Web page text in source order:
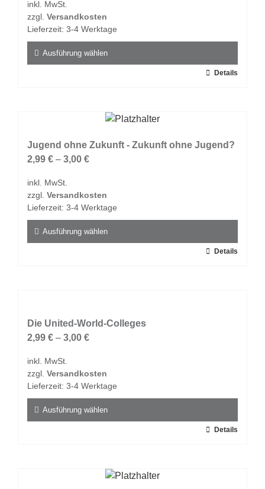
können
auf
Produktseite
gewählt
inkl. MwSt.
zzgl. Versandkosten
Lieferzeit: 3-4 Werktage
Ausführung wählen
auf.
Die
können
auf
Produktseite
gewählt
Details
Jugend ohne Zukunft - Zukunft ohne Jugend?
2,99 € – 3,00 €
inkl. MwSt.
zzgl. Versandkosten
Lieferzeit: 3-4 Werktage
Ausführung wählen
auf.
Die
können
auf
Produktseite
gewählt
Details
Die United-World-Colleges
2,99 € – 3,00 €
inkl. MwSt.
zzgl. Versandkosten
Lieferzeit: 3-4 Werktage
Ausführung wählen
Details